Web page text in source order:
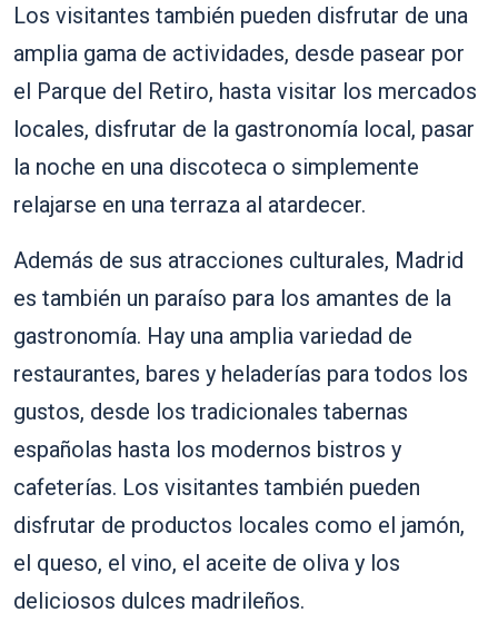
Los visitantes también pueden disfrutar de una
amplia gama de actividades, desde pasear por
el Parque del Retiro, hasta visitar los mercados
locales, disfrutar de la gastronomía local, pasar
la noche en una discoteca o simplemente
relajarse en una terraza al atardecer.
Además de sus atracciones culturales, Madrid
es también un paraíso para los amantes de la
gastronomía. Hay una amplia variedad de
restaurantes, bares y heladerías para todos los
gustos, desde los tradicionales tabernas
españolas hasta los modernos bistros y
cafeterías. Los visitantes también pueden
disfrutar de productos locales como el jamón,
el queso, el vino, el aceite de oliva y los
deliciosos dulces madrileños.